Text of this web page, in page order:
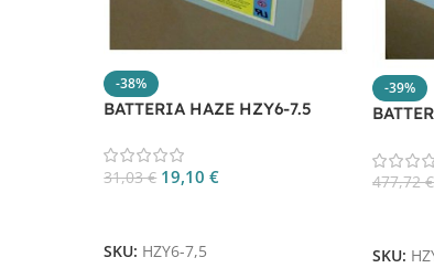
-38%
BATTERIA HAZE HZY6-7.5
31,03€ 19,10€
SKU: HZY6-7,5
-39%
477,72€
SKU: